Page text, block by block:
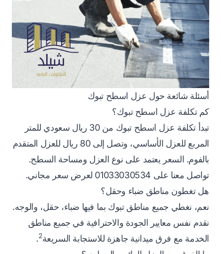
أسئلة شائعة حول عزل اسطح تبوك
كم تكلفة عزل اسطح تبوك؟
تبدأ تكلفة عزل اسطح تبوك من 30 ريال سعودي للمتر
المربع للعزل الأساسي، وتصل إلى 80 ريال للعزل المتقدم
بالفوم. السعر يعتمد على نوع العزل ومساحة السطح.
تواصل معنا على 01033030534 لعرض سعر مجاني.
هل تغطون مناطق ضباء وحقل؟
نعم، نغطي جميع مناطق تبوك بما فيها ضباء، حقل، والوجه.
نقدم نفس معايير الجودة والاحترافية في جميع مناطق
الخدمة مع فرق ميدانية جاهزة للاستجابة السريعة2
.